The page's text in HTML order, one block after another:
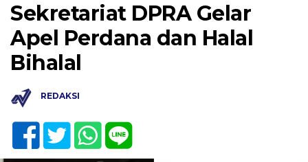
Sekretariat DPRA Gelar
Apel Perdana dan Halal
Bihalal
REDAKSI